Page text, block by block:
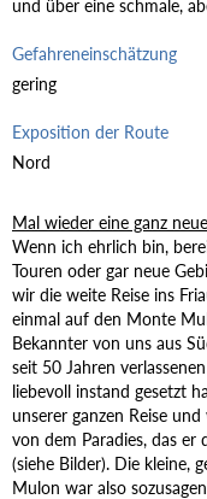
und über eine schmale,
Gefahreneinschätzung
gering
Exposition der Route
Nord
Mal wieder eine ganz
Wenn ich ehrlich bin,
Touren oder gar neue
wir die weite Reise ins
einmal auf den Monte
Bekannter von uns aus
seit 50 Jahren
liebevoll instand gesetzt
unserer ganzen Reise
von dem Paradies, das
(siehe Bilder). Die kleine,
Mulon war also